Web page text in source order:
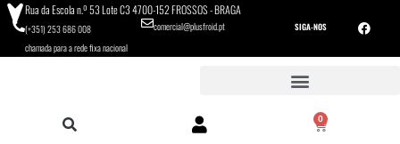
Rua da Escola n.º 53 Lote C3 4700-152 FROSSOS - BRAGA
(+351) 253 686 008
chamada para a rede fixa nacional
comercial@plusfroid.pt SIGA-NOS
0